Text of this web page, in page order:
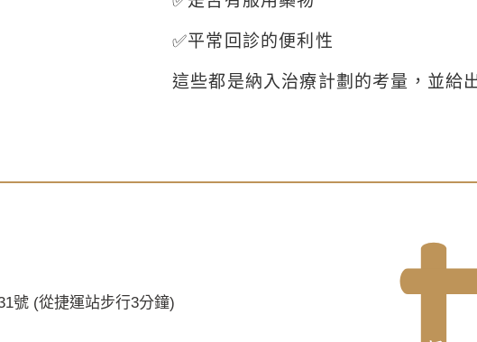
✅平常回診的便利性
這些都是納入治療計劃的考量，並給
號 (從捷運站步行3分鐘)